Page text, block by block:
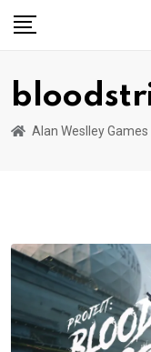
Skip
Alan Weslley Games